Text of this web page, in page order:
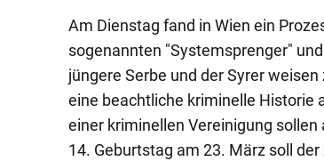
Am Dienstag fand in Wien ein
sogenannten "Systemsprenger"
jüngere Serbe und der Syrer
eine beachtliche kriminelle Historie
einer kriminellen Vereinigung
14. Geburtstag am 23. März soll